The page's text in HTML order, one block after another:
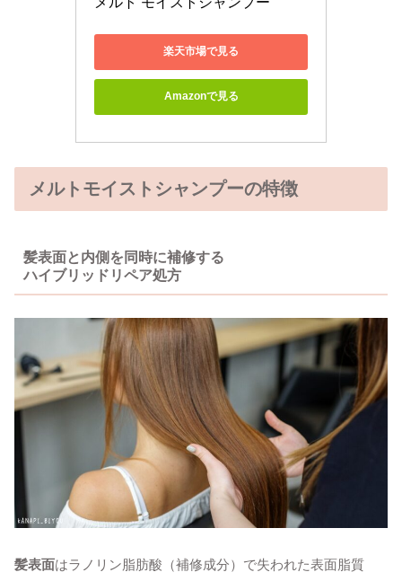
楽天市場で見る
Amazonで見る
メルトモイストシャンプーの特徴
髪表面と内側を同時に補修する
ハイブリッドリペア処方
髪表面はラノリン脂肪酸（補修成分）で失われた表面脂質